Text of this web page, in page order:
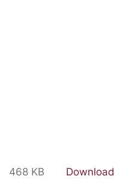
468 KB Download